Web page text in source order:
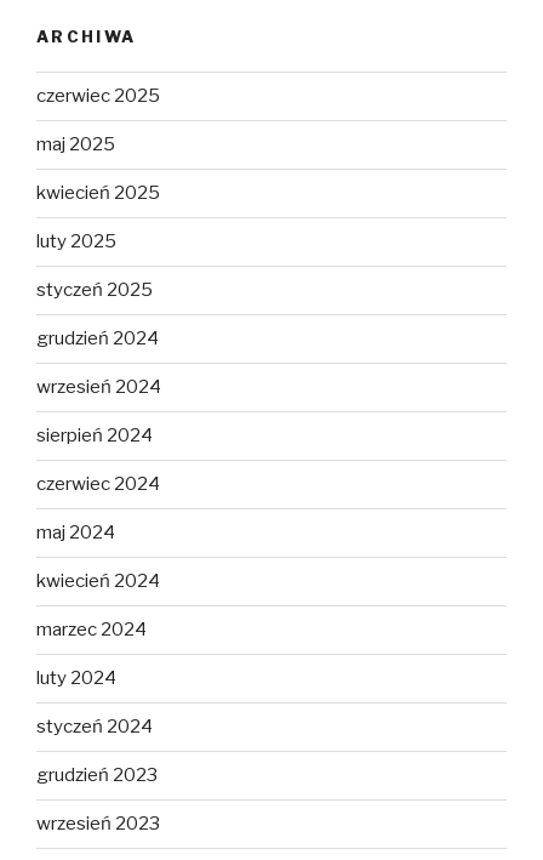
ARCHIWA
czerwiec 2025
maj 2025
kwiecień 2025
luty 2025
styczeń 2025
grudzień 2024
wrzesień 2024
sierpień 2024
czerwiec 2024
maj 2024
kwiecień 2024
marzec 2024
luty 2024
styczeń 2024
grudzień 2023
wrzesień 2023